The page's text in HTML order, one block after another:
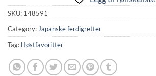
SKU: 148591
Category:Japanske ferdigretter
Tag: Høstfavoritter